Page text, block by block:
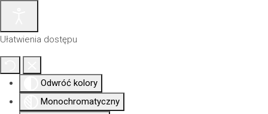
Ułatwienia dostępu
Odwróć kolory
Monochromatyczny